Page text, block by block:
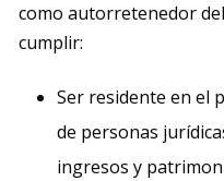
como autorretenedor
cumplir:
Ser residente en el
de personas
ingresos y